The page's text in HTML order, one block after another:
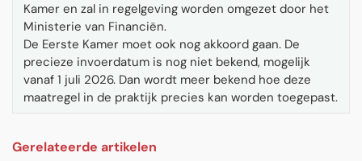
Kamer en zal in regelgeving worden omgezet door het
Ministerie van Financiën.
De Eerste Kamer moet ook nog akkoord gaan. De
precieze invoerdatum is nog niet bekend, mogelijk
vanaf 1 juli 2026. Dan wordt meer bekend hoe deze
maatregel in de praktijk precies kan worden toegepast.
Gerelateerde artikelen